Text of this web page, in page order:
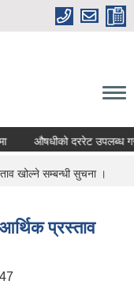
औषधीको दररेट उपलब्ध
खोल्ने सम्बन्धी सुचना ।
प्रस्ताव